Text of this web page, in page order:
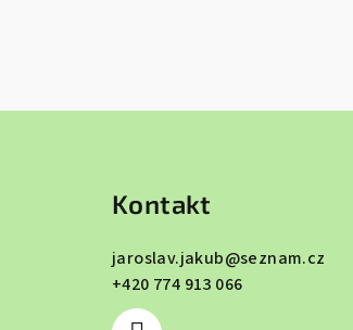
Kontakt
jaroslav.jakub@seznam.cz
+420 774 913 066